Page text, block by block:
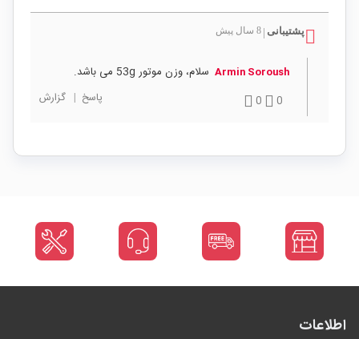
پشتیبانی 8 سال پیش
Armin Soroush سلام، وزن موتور 53g می باشد.
0
0 پاسخ | گزارش
اطلاعات